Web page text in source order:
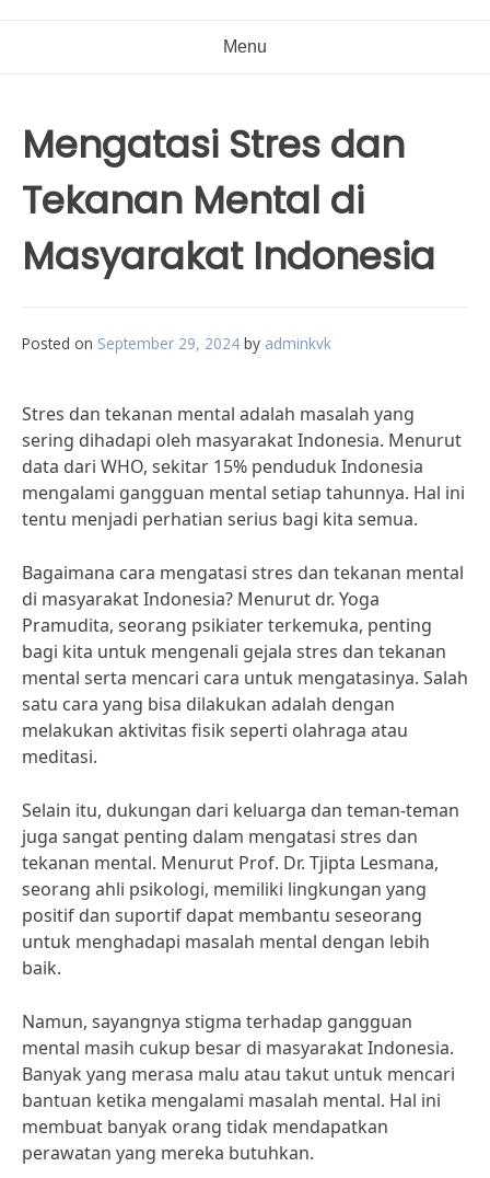
Menu
Mengatasi Stres dan
Tekanan Mental di
Masyarakat Indonesia
Posted on September 29, 2024 by adminkvk
Stres dan tekanan mental adalah masalah yang
sering dihadapi oleh masyarakat Indonesia. Menurut
data dari WHO, sekitar 15% penduduk Indonesia
mengalami gangguan mental setiap tahunnya. Hal ini
tentu menjadi perhatian serius bagi kita semua.
Bagaimana cara mengatasi stres dan tekanan mental
di masyarakat Indonesia? Menurut dr. Yoga
Pramudita, seorang psikiater terkemuka, penting
bagi kita untuk mengenali gejala stres dan tekanan
mental serta mencari cara untuk mengatasinya. Salah
satu cara yang bisa dilakukan adalah dengan
melakukan aktivitas fisik seperti olahraga atau
meditasi.
Selain itu, dukungan dari keluarga dan teman-teman
juga sangat penting dalam mengatasi stres dan
tekanan mental. Menurut Prof. Dr. Tjipta Lesmana,
seorang ahli psikologi, memiliki lingkungan yang
positif dan suportif dapat membantu seseorang
untuk menghadapi masalah mental dengan lebih
baik.
Namun, sayangnya stigma terhadap gangguan
mental masih cukup besar di masyarakat Indonesia.
Banyak yang merasa malu atau takut untuk mencari
bantuan ketika mengalami masalah mental. Hal ini
membuat banyak orang tidak mendapatkan
perawatan yang mereka butuhkan.